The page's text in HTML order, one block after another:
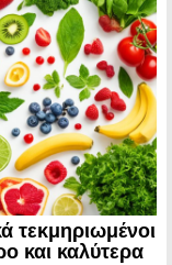
τεκμηριωμένοι
και καλύτερα